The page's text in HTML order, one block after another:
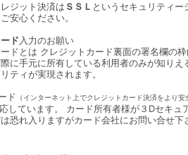
ジット決済は ＳＳＬ というセキュリティ
安心ください。
ド 入力のお願い
ドとは クレジットカード裏面の署名欄の
に手元に所有している利用者のみが知り
ティが実現されます。
ド （インターネット上でクレジットカード決済をより
しています。 カード所有者様が３Dセキ
恐れ入りますがカード会社にお問い合せ下